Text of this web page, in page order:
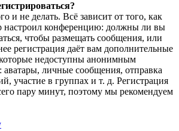
и не делать. Всё зависит от того, как
настроил конференцию: должны ли вы
чтобы размещать сообщения, или
регистрация даёт вам дополнительные
недоступны анонимным
аватары, личные сообщения, отправка
участие в группах и т. д. Регистрация
пару минут, поэтому мы рекомендуем